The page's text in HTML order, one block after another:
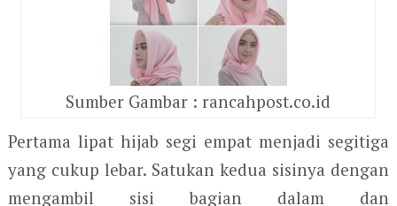
Sumber Gambar : rancahpost.co.id
Pertama lipat hijab segi empat menjadi segitiga
yang cukup lebar. Satukan kedua sisinya dengan
mengambil sisi bagian dalam dan